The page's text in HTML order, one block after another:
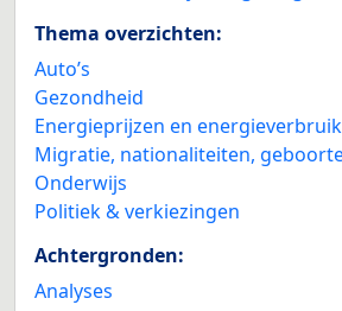
Thema overzichten:
Auto’s
Gezondheid
Energieprijzen en energieverbruik
Migratie, nationaliteiten,
Onderwijs
Politiek & verkiezingen
Achtergronden:
Analyses